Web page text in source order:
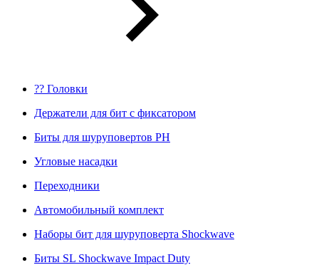
?? Головки
Держатели для бит с фиксатором
Биты для шуруповертов PH
Угловые насадки
Переходники
Автомобильный комплект
Наборы бит для шуруповерта Shockwave
Биты SL Shockwave Impact Duty